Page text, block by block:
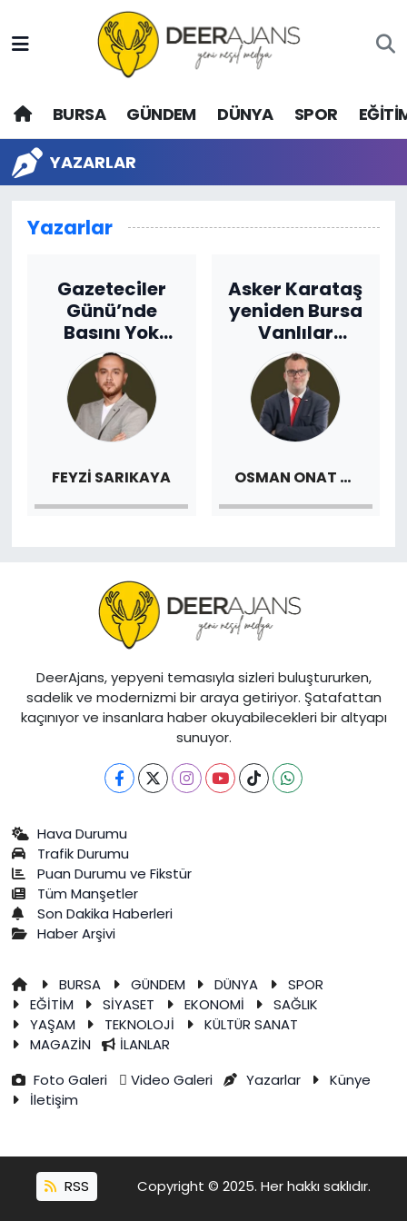
BURSA GÜNDEM DÜNYA SPOR
YAZARLAR
Yazarlar
Gazeteciler
Günü’nde
Basını Yok
Saymak!
FEYZI SARIKAYA
Asker Karataş
yeniden Bursa
Vanlılar
Derneği
Başkanı
OSMAN ONAT ÇETİNKAYA
DeerAjans, yepyeni temasıyla sizleri buluştururken,
sadelik ve modernizmi bir araya getiriyor. Şatafattan
kaçınıyor ve insanlara haber okuyabilecekleri bir altyapı
sunuyor.
Hava Durumu
Trafik Durumu
Puan Durumu ve Fikstür
Tüm Manşetler
Son Dakika Haberleri
Haber Arşivi
BURSA GÜNDEM DÜNYA
SPOR
EĞİTİM
SİYASET EKONOMİ
SAĞLIK
YAŞAM
TEKNOLOJİ
KÜLTÜR SANAT
MAGAZİN
İLANLAR
Foto Galeri
Video Galeri Yazarlar
Künye
İletişim
RSS Copyright © 2025. Her hakkı saklıdır.
Hava Durumu
Trafik Durumu
Puan Durumu ve Fikstür
Haber Arşivi